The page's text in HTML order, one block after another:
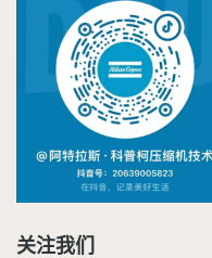
关注我们